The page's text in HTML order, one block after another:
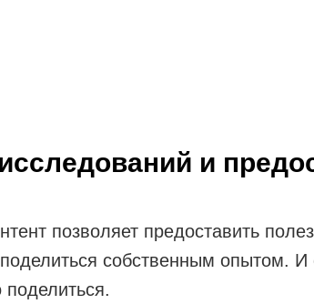
и
позволяет предоставить
собственным опытом.
поделиться.